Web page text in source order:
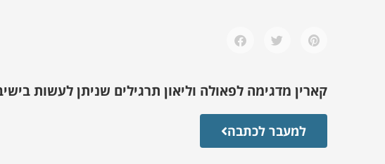
קארין מדגימה לפאולה וליאון תרגילים שניתן לעשות
למעבר לכתבה